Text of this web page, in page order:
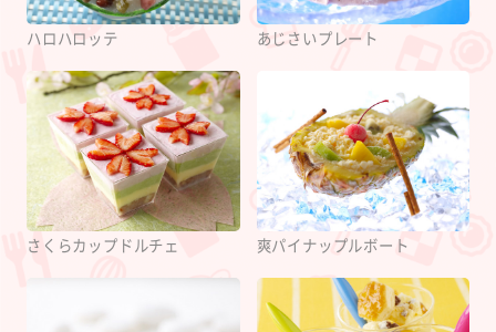
ハロハロッテ あじさいプレート
さくらカップドルチェ 爽パイナップルボート